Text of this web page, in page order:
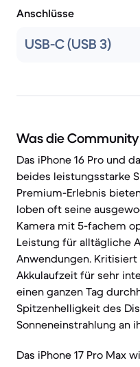
Anschlüsse
USB-C (USB 3)
Was die
Das iPhone 16 Pro und
beides leistungsstarke
Premium-Erlebnis
loben oft seine
Kamera mit 5-fachem
Leistung für alltägliche
Anwendungen.
Akkulaufzeit für sehr
einen ganzen Tag
Spitzenhelligkeit des
Sonneneinstrahlung an
Das iPhone 17 Pro Max